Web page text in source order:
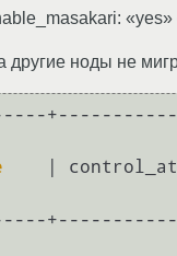
ноды не
|